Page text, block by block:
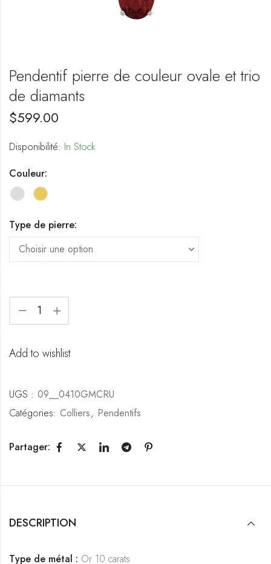
Pendentif pierre de couleur ovale et trio
de diamants
$599.00
Disponibilité: In Stock
Couleur:
Type de pierre:
Add to wishlist
UGS : 09__0410GMCRU
Catégories: Colliers, Pendentifs
Partager:
DESCRIPTION
Type de métal : Or 10 carats